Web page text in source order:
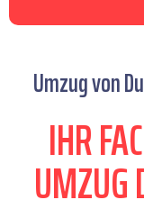
Umzug von
IHR
UMZUG